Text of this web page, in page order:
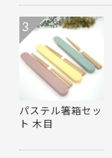
パステル箸箱セッ
ト 木目
3